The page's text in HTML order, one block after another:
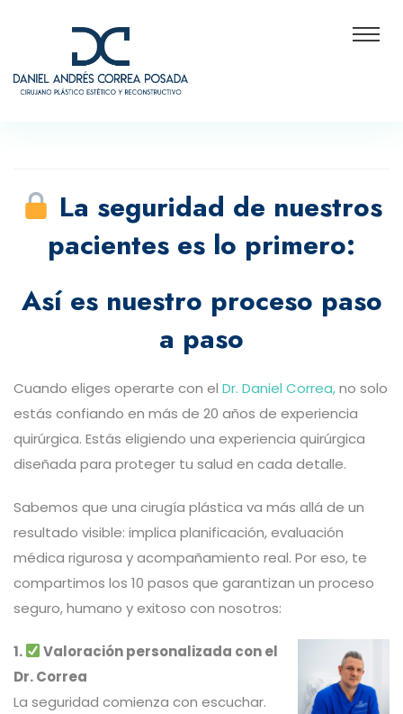
La seguridad de nuestros
pacientes es lo primero:
Así es nuestro proceso paso
a paso
Cuando eliges operarte con el Dr. Daniel Correa,no solo
estás confiando en más de 20 años de experiencia
quirúrgica. Estás eligiendo una experiencia quirúrgica
diseñada para proteger tu salud en cada detalle.
Sabemos que una cirugía plástica va más allá de un
resultado visible: implica planificación, evaluación
médica rigurosa y acompañamiento real. Por eso, te
compartimos los 10 pasos que garantizan un proceso
seguro, humano y exitoso con nosotros:
1.
Valoración personalizada con el
Dr. Correa
La seguridad comienza con escuchar.